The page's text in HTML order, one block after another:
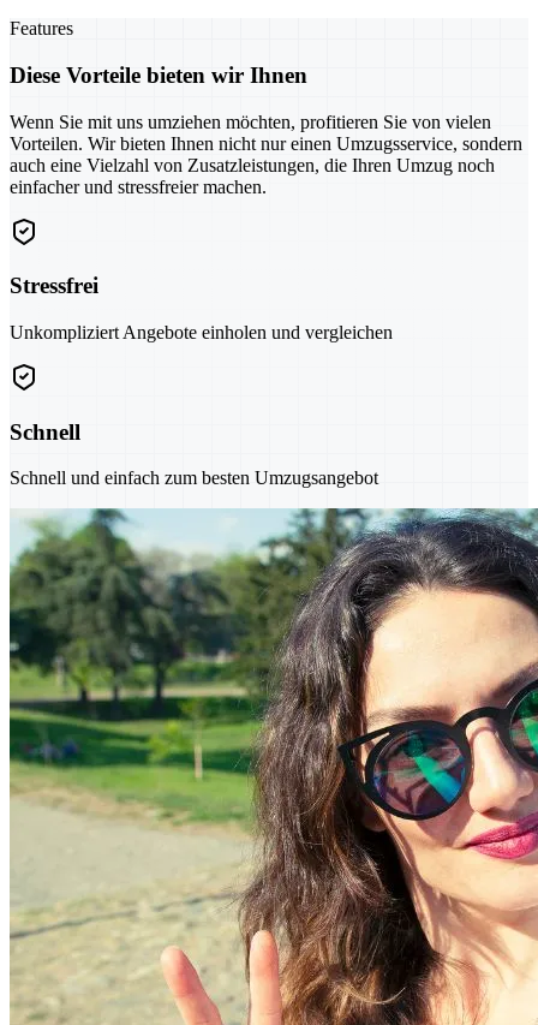
Features
Diese Vorteile bieten wir Ihnen
Wenn Sie mit uns umziehen möchten, profitieren Sie von vielen
Vorteilen. Wir bieten Ihnen nicht nur einen Umzugsservice, sondern
auch eine Vielzahl von Zusatzleistungen, die Ihren Umzug noch
einfacher und stressfreier machen.
Stressfrei
Unkompliziert Angebote einholen und vergleichen
Schnell
Schnell und einfach zum besten Umzugsangebot